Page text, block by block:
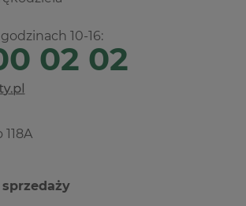
10-16:
02 02